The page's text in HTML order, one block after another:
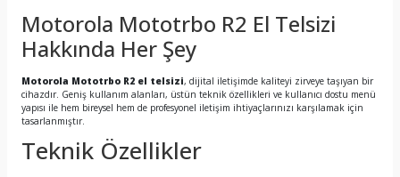
Motorola Mototrbo R2 El Telsizi
Hakkında Her Şey
Motorola Mototrbo R2 el telsizi, dijital iletişimde kaliteyi zirveye taşıyan bir
cihazdır. Geniş kullanım alanları, üstün teknik özellikleri ve kullanıcı dostu menü
yapısı ile hem bireysel hem de profesyonel iletişim ihtiyaçlarınızı karşılamak için
tasarlanmıştır.
Teknik Özellikler